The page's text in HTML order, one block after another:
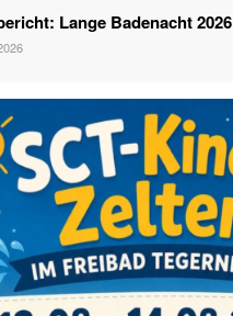
Lange Badenacht 2026